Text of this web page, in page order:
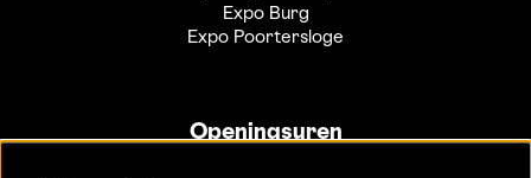
Expo Burg
Expo Poortersloge
Openingsuren